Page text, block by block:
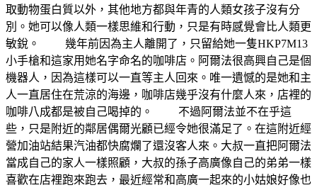
取動物蛋白質以外，其他地方都與年青的人類女孩子沒有分
別。她可以像人類一樣思維和行動，只是有時感覺會比人類更
敏銳。 幾年前因為主人離開了，只留給她一隻HKP7M13
小手槍和這家用她名字命名的咖啡店。阿爾法很高興自己是個
機器人，因為這樣可以一直等主人回來。唯一遺憾的是她和主
人一直居住在荒涼的海邊，咖啡店幾乎沒有什麼人來，店裡的
咖啡八成都是被自己喝掉的。 不過阿爾法並不在乎這
些，只是附近的鄰居偶爾光顧已經令她很滿足了。在這附近經
營加油站結果汽油都快腐爛了還沒客人來。大叔一直把阿爾法
當成自己的家人一樣照顧，大叔的孫子高廣像自己的弟弟一樣
喜歡在店裡跑來跑去，最近經常和高廣一起來的小姑娘好像也